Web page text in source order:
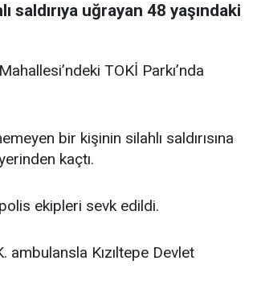
saldırıya uğrayan 48 yaşındaki
TOKİ Parkı’nda
bir kişinin silahlı saldırısına
kaçtı.
ekipleri sevk edildi.
ambulansla Kızıltepe Devlet